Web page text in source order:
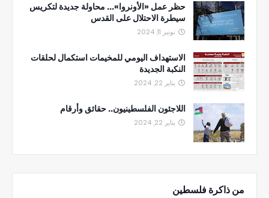
حظر عمل «الأونروا»... محاولة جديدة لتكريس
سيطرة الاحتلال على القدس
نونبر 11, 2024
الاستهداف اليومي للمخيمات استكمال لحلقات
النكبة الجديدة
يناير 22, 2024
اللاجئون الفلسطينيون.. حقائق وأرقام
يناير 22, 2024
من ذاكرة فلسطين